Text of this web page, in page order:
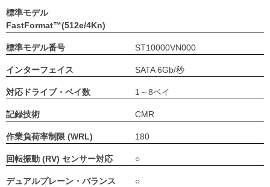
標準モデル
FastFormat™(512e/4Kn)
標準モデル番号 ST10000VN000
インターフェイス SATA 6Gb/秒
対応ドライブ・ベイ数 1～8ベイ
記録技術 CMR
作業負荷率制限 (WRL) 180
回転振動 (RV) センサー対応 ○
デュアルプレーン・バランス ○